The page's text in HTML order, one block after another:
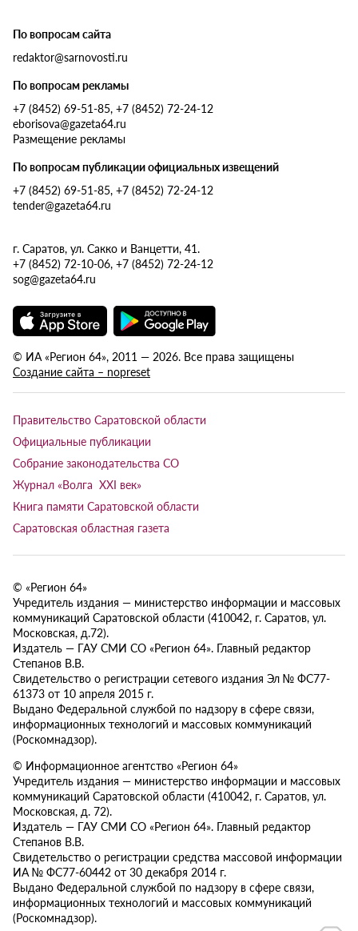
По вопросам сайта
redaktor@sarnovosti.ru
По вопросам рекламы
+7 (8452) 69-51-85, +7 (8452) 72-24-12
eborisova@gazeta64.ru
Размещение рекламы
По вопросам публикации официальных извещений
+7 (8452) 69-51-85, +7 (8452) 72-24-12
tender@gazeta64.ru
г. Саратов, ул. Сакко и Ванцетти, 41.
+7 (8452) 72-10-06, +7 (8452) 72-24-12
sog@gazeta64.ru
© ИА «Регион 64», 2011 — 2026. Все права защищены
Создание сайта – nopreset
Правительство Саратовской области
Официальные публикации
Собрание законодательства СО
Журнал «Волга XXI век»
Книга памяти Саратовской области
Саратовская областная газета
© «Регион 64»
Учредитель издания — министерство информации и массовых
коммуникаций Саратовской области (410042, г. Саратов, ул.
Московская, д.72).
Издатель — ГАУ СМИ СО «Регион 64». Главный редактор
Степанов В.В.
Свидетельство о регистрации сетевого издания Эл № ФС77-
61373 от 10 апреля 2015 г.
Выдано Федеральной службой по надзору в сфере связи,
информационных технологий и массовых коммуникаций
(Роскомнадзор).
© Информационное агентство «Регион 64»
Учредитель издания — министерство информации и массовых
коммуникаций Саратовской области (410042, г. Саратов, ул.
Московская, д. 72).
Издатель — ГАУ СМИ СО «Регион 64». Главный редактор
Степанов В.В.
Свидетельство о регистрации средства массовой информации
ИА № ФС77-60442 от 30 декабря 2014 г.
Выдано Федеральной службой по надзору в сфере связи,
информационных технологий и массовых коммуникаций
(Роскомнадзор).